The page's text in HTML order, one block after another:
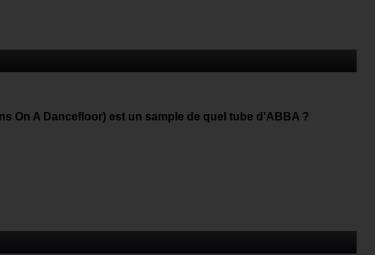
On A Dancefloor) est un sample de quel tube d'ABBA ?